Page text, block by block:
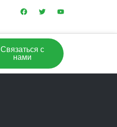
Связаться с
нами